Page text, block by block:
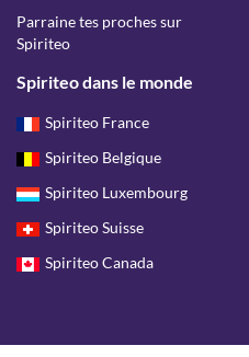
Parraine tes proches sur
Spiriteo
Spiriteo dans le monde
Spiriteo France
Spiriteo Belgique
Spiriteo Luxembourg
Spiriteo Suisse
Spiriteo Canada